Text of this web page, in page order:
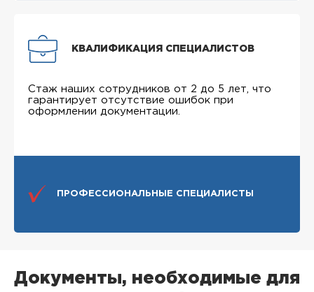
КВАЛИФИКАЦИЯ СПЕЦИАЛИСТОВ
Стаж наших сотрудников от 2 до 5 лет, что
гарантирует отсутствие ошибок при
оформлении документации.
ПРОФЕССИОНАЛЬНЫЕ СПЕЦИАЛИСТЫ
Документы, необходимые для